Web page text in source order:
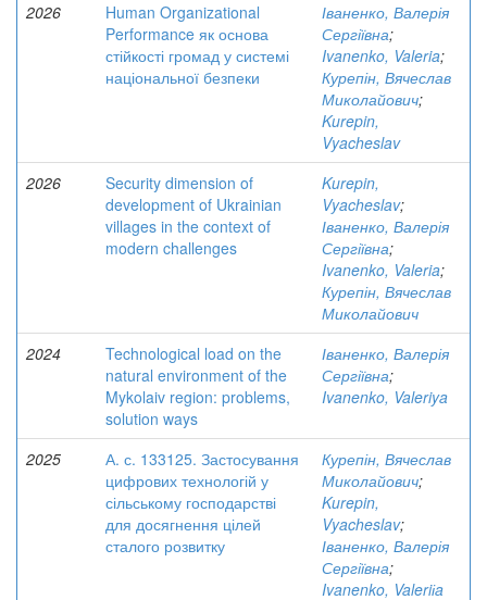
2026
Human Organizational
Performance як основа
стійкості громад у системі
національної безпеки
Іваненко, Валерія
Сергіївна;
Ivanenko, Valeria;
Курепін, Вячеслав
Миколайович;
Kurepin,
Vyacheslav
2026
Security dimension of
development of Ukrainian
villages in the context of
modern challenges
Kurepin,
Vyacheslav;
Іваненко, Валерія
Сергіївна;
Ivanenko, Valeria;
Курепін, Вячеслав
Миколайович
2024
Technological load on the
natural environment of the
Mykolaiv region: problems,
solution ways
Іваненко, Валерія
Сергіївна;
Ivanenko, Valeriya
2025
А. с. 133125. Застосування
цифрових технологій у
сільському господарстві
для досягнення цілей
сталого розвитку
Курепін, Вячеслав
Миколайович;
Kurepin,
Vyacheslav;
Іваненко, Валерія
Сергіївна;
Ivanenko, Valeriіa